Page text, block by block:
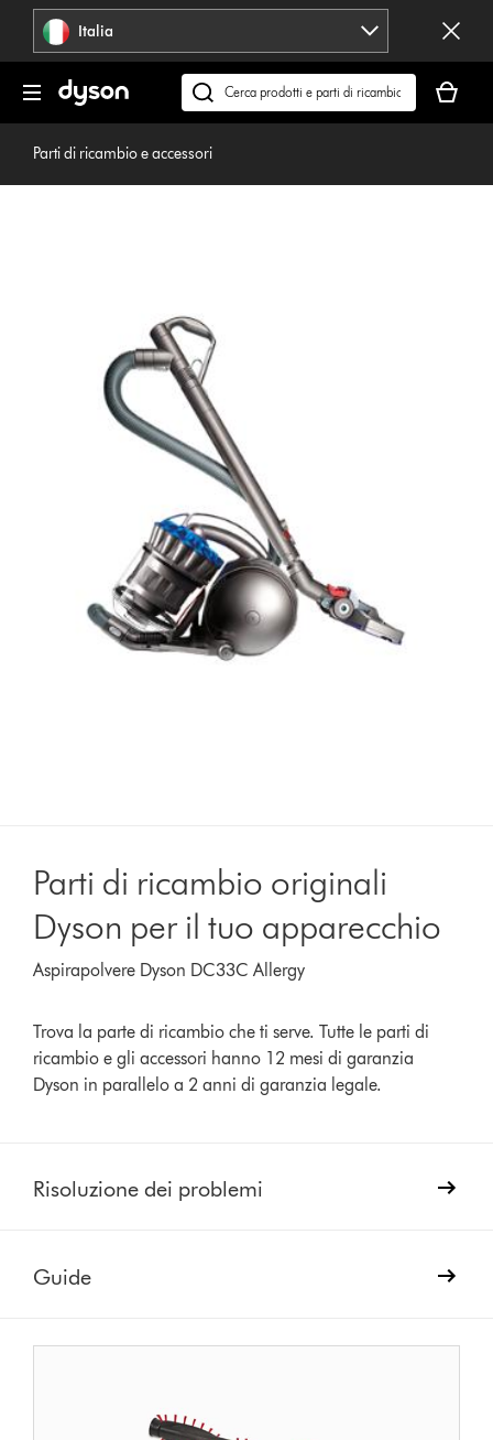
navigazione Italia
Cerca
su
dyson.it
carrello
è
Parti di ricambio e accessori
Parti di ricambio originali
Dyson per il tuo apparecchio
Aspirapolvere Dyson DC33C Allergy
Trova la parte di ricambio che ti serve. Tutte le parti di
ricambio e gli accessori hanno 12 mesi di garanzia
Dyson in parallelo a 2 anni di garanzia legale.
Risoluzione dei problemi
Guide